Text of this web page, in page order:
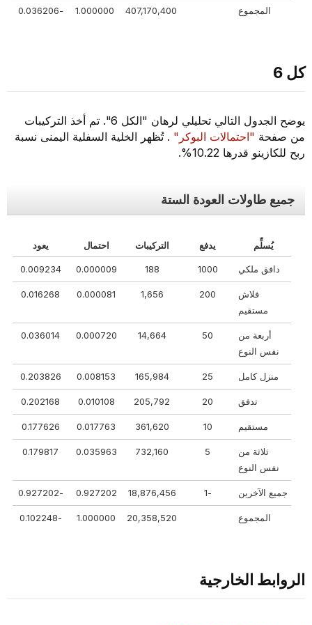
المجموع 407,170,400
1.000000
كل 6
يوضح الجدول التالي تحليلي لرهان "الكل 6". تم أخذ التركيبات
من صفحة"احتمالات البوكر" . تُظهر الخلية السفلية اليمنى نسبة
ربح للكازينو قدرها 10.22%.
جميع طاولات العودة الستة
يُسلِّم يدفع التركيبات احتمال يعود
دافق ملكي 1000
188
0.000009
0.009234
فلاش
مستقيم
200
1,656
0.000081
0.016268
أربعة من
نفس النوع
50
14,664
0.000720
0.036014
منزل كامل 25
165,984
0.008153
0.203826
تدفق 20
205,792
0.010108
0.202168
مستقيم 10
361,620
0.017763
0.177626
ثلاثة من
نفس النوع
732,160
0.035963
0.179817
جميع الآخرين 18,876,456
0.927202
المجموع 20,358,520
1.000000
الروابط الخارجية